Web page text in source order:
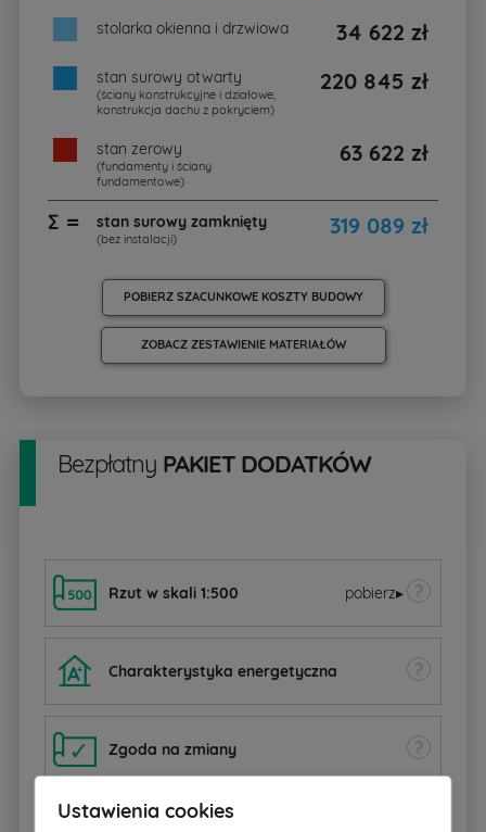
stolarka okienna i drzwiowa 34 622 zł
stan surowy otwarty
(ściany konstrukcyjne i działowe,
konstrukcja dachu z pokryciem)
220 845 zł
stan zerowy
(fundamenty i ściany
fundamentowe)
63 622 zł
∑ = stan surowy zamknięty
(bez instalacji) 319 089 zł
POBIERZ SZACUNKOWE KOSZTY BUDOWY
ZOBACZ ZESTAWIENIE MATERIAŁÓW
Bezpłatny PAKIET DODATKÓW
Rzut w skali 1:500 pobierz▸
Charakterystyka energetyczna
Zgoda na zmiany
Ustawienia cookies